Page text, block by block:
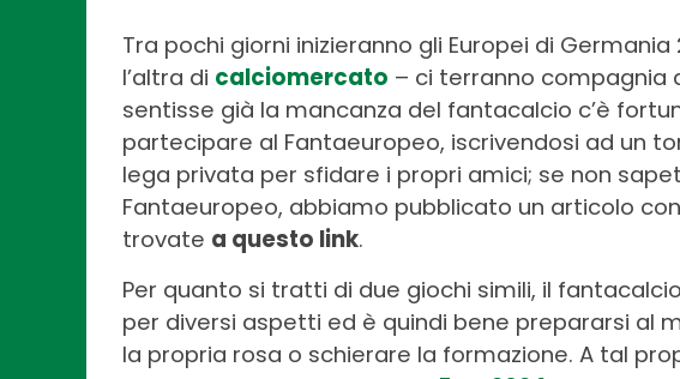
Tra pochi giorni inizieranno gli Europei di
l’altra di calciomercato – ci terranno compagnia
sentisse già la mancanza del fantacalcio c’è
partecipare al Fantaeuropeo, iscrivendosi ad un
lega privata per sfidare i propri amici; se non
Fantaeuropeo, abbiamo pubblicato un articolo
trovate a questo link.
Per quanto si tratti di due giochi simili, il
per diversi aspetti ed è quindi bene prepararsi al
la propria rosa o schierare la formazione. A tal